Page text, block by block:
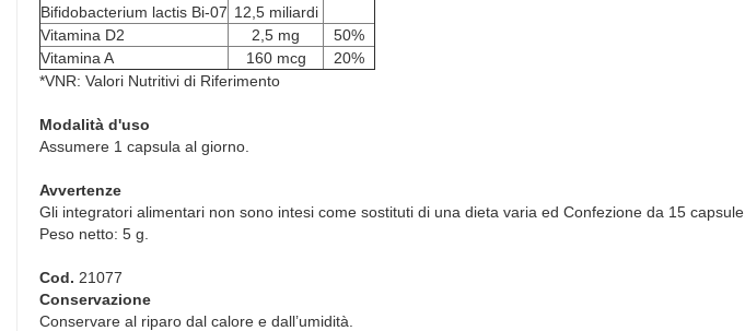
Bifidobacterium lactis Bi-07 12,5 miliardi
Vitamina D2
2,5 mg
50%
Vitamina A
160 mcg
20%
*VNR: Valori Nutritivi di Riferimento
Modalità d'uso
Assumere 1 capsula al giorno.
Avvertenze
Gli integratori alimentari non sono intesi come sostituti di una dieta varia ed Confezione da 15 capsule.
Peso netto: 5 g.
Cod. 21077
Conservazione
Conservare al riparo dal calore e dall’umidità.